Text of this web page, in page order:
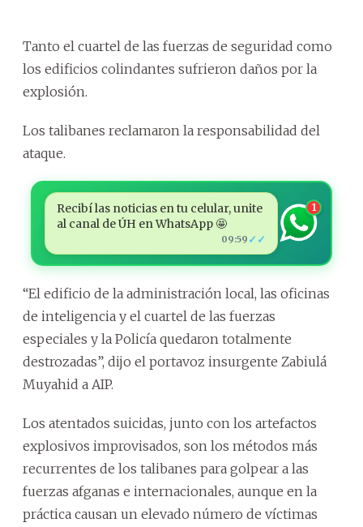
Tanto el cuartel de las fuerzas de seguridad como
los edificios colindantes sufrieron daños por la
explosión.
Los talibanes reclamaron la responsabilidad del
ataque.
Recibí las noticias en tu celular, unite
al canal de ÚH en WhatsApp 🤩
09:59 ✓✓
1
“El edificio de la administración local, las oficinas
de inteligencia y el cuartel de las fuerzas
especiales y la Policía quedaron totalmente
destrozadas”, dijo el portavoz insurgente Zabiulá
Muyahid a AIP.
Los atentados suicidas, junto con los artefactos
explosivos improvisados, son los métodos más
recurrentes de los talibanes para golpear a las
fuerzas afganas e internacionales, aunque en la
práctica causan un elevado número de víctimas